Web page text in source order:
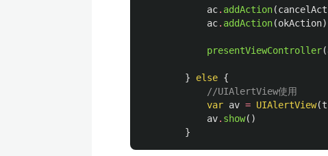
ac. addAction(
ac. addAction(okAction)
presentViewController(
} else {
//UIAlertView使用
var av = UIAlertView(
av. show()
}